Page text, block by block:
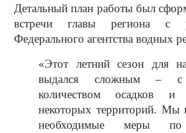
Детальный план работы был
встречи главы региона с
Федерального агентства водных
«Этот летний сезон для
выдался сложным – с
количеством осадков и
некоторых территорий. Мы
необходимые меры по